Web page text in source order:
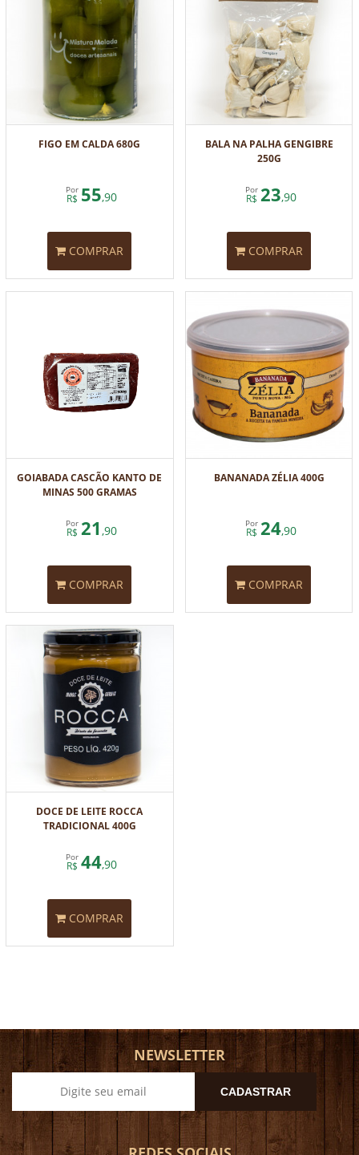
FIGO EM CALDA 680G
Por
R$ 55,90
COMPRAR
BALA NA PALHA GENGIBRE
250G
Por
R$ 23,90
COMPRAR
GOIABADA CASCÃO KANTO DE
MINAS 500 GRAMAS
Por
R$ 21 ,90
COMPRAR
BANANADA ZÉLIA 400G
Por
R$ 24,90
COMPRAR
DOCE DE LEITE ROCCA
TRADICIONAL 400G
Por
R$ 44,90
COMPRAR
NEWSLETTER
CADASTRAR